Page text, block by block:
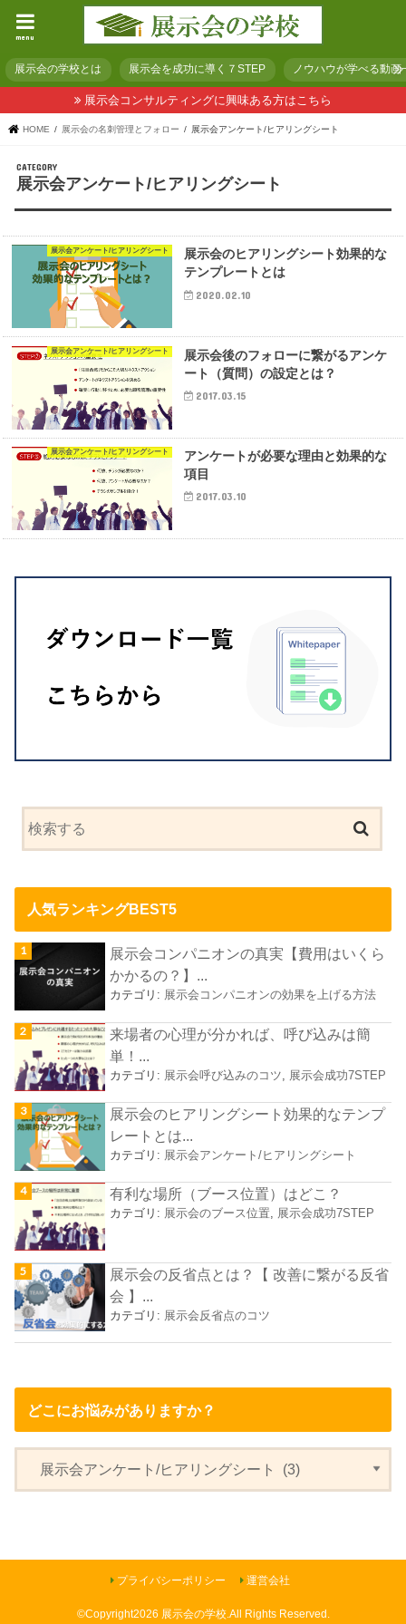
menu
展示会の学校とは 展示会を成功に導く７STEP ノウハウが学べる動画
展示会コンサルティングに興味ある方はこちら
HOME 展示会の名刺管理とフォロー 展示会アンケート/ヒアリングシート
展示会アンケート/ヒアリングシート
展示会アンケート/ヒアリングシート
展示会のヒアリングシート効果的な
テンプレートとは
2020.02.10
展示会アンケート/ヒアリングシート
展示会後のフォローに繋がるアンケ
ート（質問）の設定とは？
2017.03.15
展示会アンケート/ヒアリングシート
アンケートが必要な理由と効果的な
項目
2017.03.10
人気ランキングBEST5
展示会コンパニオンの真実【費用はいくら
かかるの？】...
カテゴリ: 展示会コンパニオンの効果を上げる方法
来場者の心理が分かれば、呼び込みは簡
単！...
カテゴリ: 展示会呼び込みのコツ 展示会成功7STEP
展示会のヒアリングシート効果的なテンプ
レートとは...
カテゴリ: 展示会アンケート/ヒアリングシート
有利な場所（ブース位置）はどこ？
カテゴリ: 展示会のブース位置, 展示会成功7STEP
展示会の反省点とは？【 改善に繋がる反省
会 】...
カテゴリ: 展示会反省点のコツ
どこにお悩みがありますか？
プライバシーポリシー 運営会社
©Copyright2026 展示会の学校.All Rights Reserved.